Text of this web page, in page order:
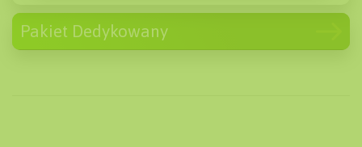
Pakiet Dedykowany
od 2000